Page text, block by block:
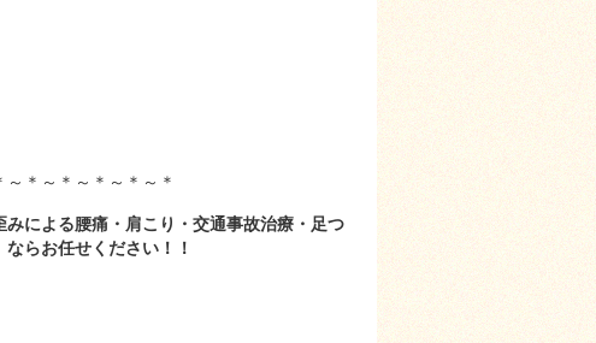
＊～＊～＊～＊～＊
による腰痛・肩こり・交通事故治療・足つ
らお任せください！！